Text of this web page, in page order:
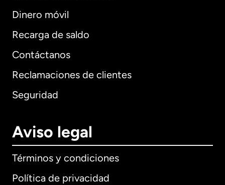
Dinero móvil
Recarga de saldo
Contáctanos
Reclamaciones de clientes
Seguridad
Aviso legal
Términos y condiciones
Política de privacidad